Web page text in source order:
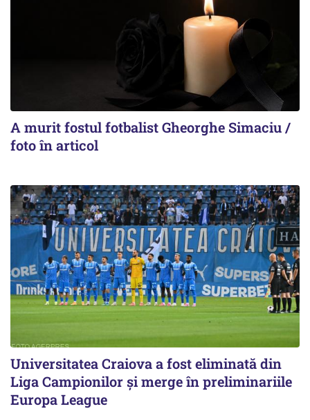
A murit fostul fotbalist Gheorghe Simaciu /
foto în articol
Universitatea Craiova a fost eliminată din
Liga Campionilor şi merge în preliminariile
Europa League